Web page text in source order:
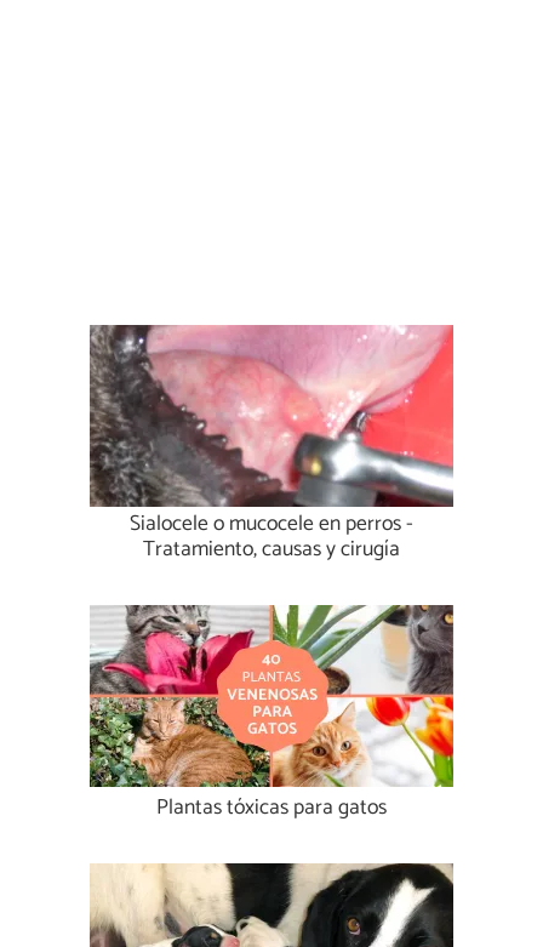
Sialocele o mucocele en perros -
Tratamiento, causas y cirugía
Plantas tóxicas para gatos